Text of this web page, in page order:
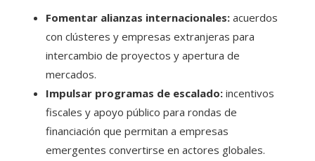
Fomentar alianzas internacionales: acuerdos
con clústeres y empresas extranjeras para
intercambio de proyectos y apertura de
mercados.
Impulsar programas de escalado: incentivos
fiscales y apoyo público para rondas de
financiación que permitan a empresas
emergentes convertirse en actores globales.